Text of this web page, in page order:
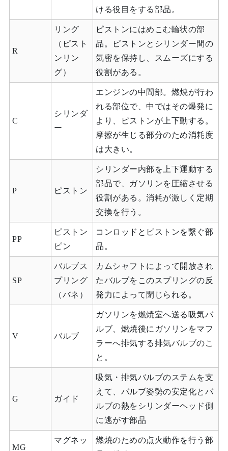
ける役目をする部品。
R
リング
（ピスト
ンリン
グ）
ピストンにはめこむ輪状の部
品。ピストンとシリンダー間の
気密を保持し、スムーズにする
役割がある。
C
シリンダ
ー
エンジンの中間部。燃焼が行わ
れる部位で、中ではその爆発に
より、ピストンが上下動する。
摩擦が生じる部分のため消耗度
は大きい。
P ピストン
シリンダー内部を上下運動する
部品で、ガソリンを圧縮させる
役割がある。消耗が激しく定期
交換を行う。
PP
ピストン
ピン
コンロッドとピストンを繋ぐ部
品。
SP
バルブス
プリング
（バネ）
カムシャフトによって開放され
たバルブをこのスプリングの反
発力によって閉じられる。
V バルブ
ガソリンを燃焼室へ送る吸気バ
ルブ、燃焼後にガソリンをマフ
ラーへ排気する排気バルブのこ
と。
G ガイド
吸気・排気バルブのステムを支
えて、バルブ姿勢の安定化とバ
ルブの熱をシリンダーヘッド側
に逃がす部品
MG
マグネッ
燃焼のための点火動作を行う部